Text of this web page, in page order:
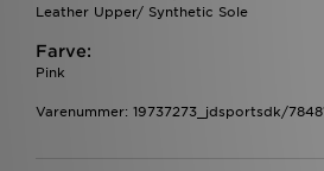
Leather Upper/ Synthetic Sole
Farve:
Pink
Varenummer: 19737273_jdsportsdk/